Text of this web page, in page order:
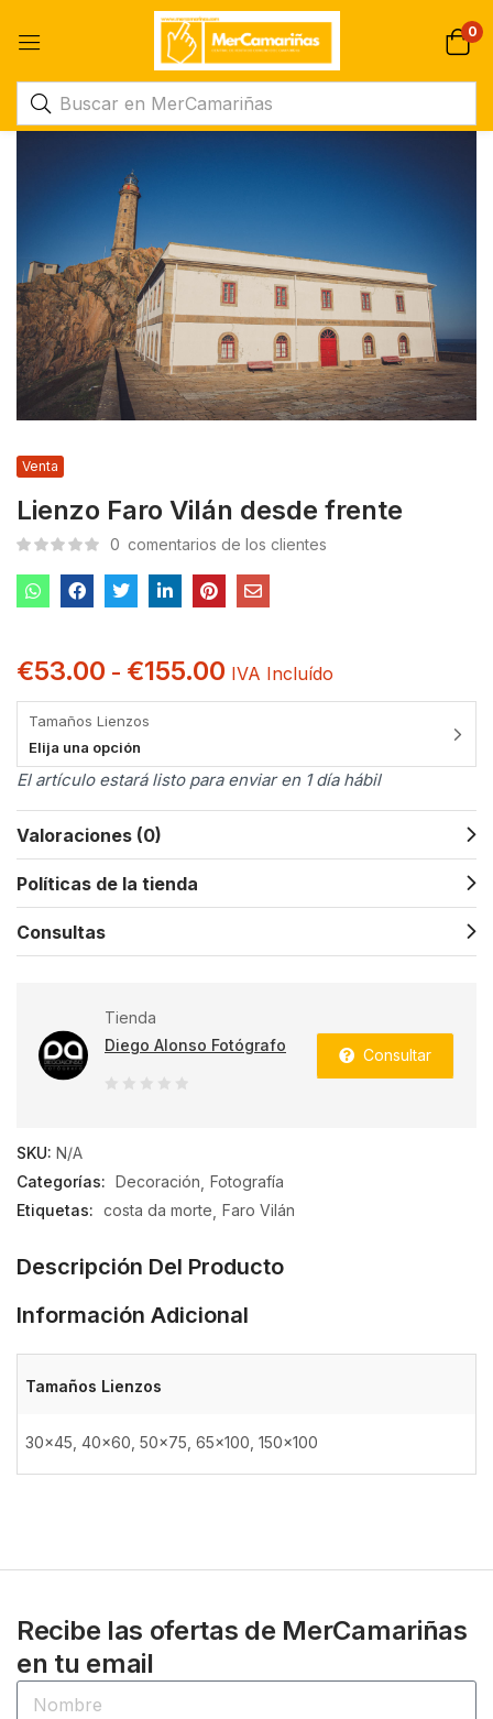
0
Lienzo Faro Vilán desde frente
Venta
0 comentarios de los clientes
€53.00 - €155.00 IVA Incluído
Tamaños Lienzos
Elija una opción
El artículo estará listo para enviar en 1 día hábil
Valoraciones (0)
Políticas de la tienda
Consultas
Tienda
Diego Alonso Fotógrafo
Consultar
SKU: N/A
Categorías: Decoración Fotografía
Etiquetas: costa da morte Faro Vilán
Descripción Del Producto
Información Adicional
Tamaños Lienzos
30×45, 40×60, 50×75, 65×100, 150×100
Recibe las ofertas de MerCamariñas
en tu email